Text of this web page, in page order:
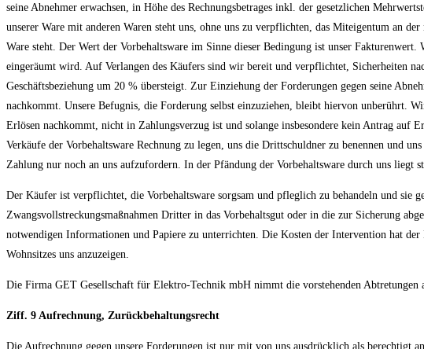
seine Abnehmer erwachsen, in Höhe des Rechnungsbetrages inkl. der gesetzlichen
unserer Ware mit anderen Waren steht uns, ohne uns zu verpflichten, das Miteigentum an
Ware steht. Der Wert der Vorbehaltsware im Sinne dieser Bedingung ist unser
eingeräumt wird. Auf Verlangen des Käufers sind wir bereit und verpflichtet, Sicherheiten
Geschäftsbeziehung um 20 % übersteigt. Zur Einziehung der Forderungen gegen seine
nachkommt. Unsere Befugnis, die Forderung selbst einzuziehen, bleibt hiervon unberührt.
Erlösen nachkommt, nicht in Zahlungsverzug ist und solange insbesondere kein Antrag
Verkäufe der Vorbehaltsware Rechnung zu legen, uns die Drittschuldner zu benennen und
Zahlung nur noch an uns aufzufordern. In der Pfändung der Vorbehaltsware durch uns liegt
Der Käufer ist verpflichtet, die Vorbehaltsware sorgsam und pfleglich zu behandeln und sie
Zwangsvollstreckungsmaßnahmen Dritter in das Vorbehaltsgut oder in die zur Sicherung
notwendigen Informationen und Papiere zu unterrichten. Die Kosten der Intervention hat
Wohnsitzes uns anzuzeigen.
Die Firma GET Gesellschaft für Elektro-Technik mbH nimmt die vorstehenden Abtretungen
Ziff. 9 Aufrechnung, Zurückbehaltungsrecht
Die Aufrechnung gegen unsere Forderungen ist nur mit von uns ausdrücklich als berechtigt